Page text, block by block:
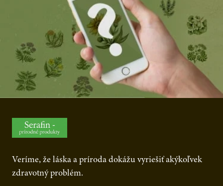
Veríme, že láska a príroda dokážu vyriešiť akýkoľvek
zdravotný problém.